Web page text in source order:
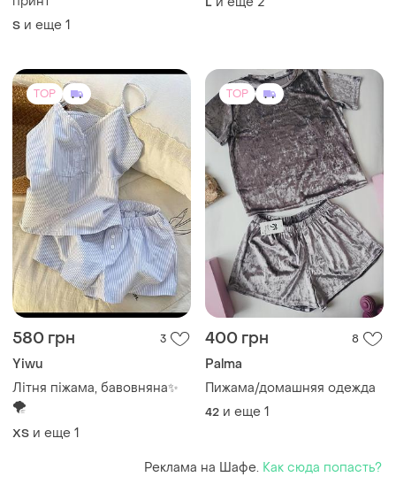
S и еще 1
TOP
580 грн 3
Yiwu
Літня піжама, бавовняна✨
🌪️
ХS и еще 1
TOP
400 грн 8
Palma
Пижама/домашняя одежда
42 и еще 1
Реклама на Шафе. Как сюда попасть?